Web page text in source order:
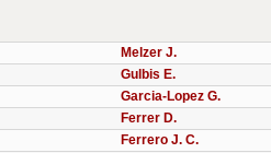
Melzer J.
Gulbis E.
Garcia-Lopez G.
Ferrer D.
Ferrero J. C.